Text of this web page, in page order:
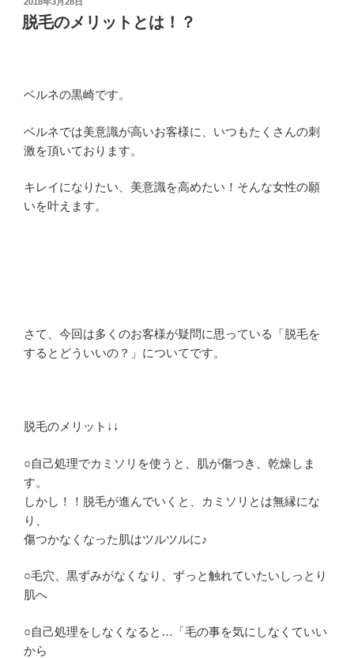
稿
日:
脱毛のメリットとは！？
ベルネの黒崎です。
ベルネでは美意識が高いお客様に、いつもたくさんの刺
激を頂いております。
キレイになりたい、美意識を高めたい！そんな女性の願
いを叶えます。
さて、今回は多くのお客様が疑問に思っている「脱毛を
するとどういいの？」についてです。
脱毛のメリット↓↓
○自己処理でカミソリを使うと、肌が傷つき、乾燥しま
す。
しかし！！脱毛が進んでいくと、カミソリとは無縁にな
り、
傷つかなくなった肌はツルツルに♪
○毛穴、黒ずみがなくなり、ずっと触れていたいしっとり
肌へ
○自己処理をしなくなると…「毛の事を気にしなくていい
から